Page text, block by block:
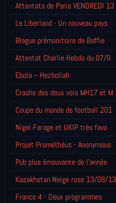
Attentats de Paris VENDREDI 13
Le Liberland - Un nouveau pays
Blague prémonitoire de Baffie
Attentat Charlie Hebdo du 07/0
Ebola ~ Hezbollah
Crashs des deux vols MH17 et M
Coupe du monde de football 201
Nigel Farage et UKIP très favo
Projet Prométhéus - Anonymous
Pub plus émouvante de l'année
Kazakhstan Neige rose 13/08/13
France 4 - Deux programmes